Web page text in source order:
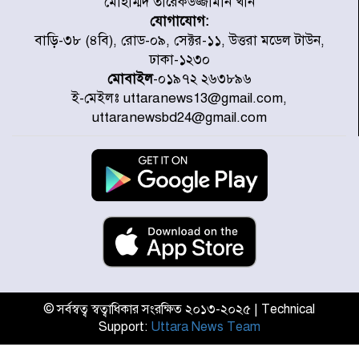
ডিএমপির অভিযানে ২৪ ঘণ্টায় গ্রেপ্তার
৫০৪, উদ্ধার মাদক-অস্ত্র
সন্দ্বীপের চরে বিপদে পড়া কচ্ছপ উদ্ধার
সাগরে অবমুক্ত
মাতারবাড়ী পৌঁছে নির্ধারিত কর্মসূচিতে
যোগ দিয়েছেন প্রধানমন্ত্রী
জাতীয় সাংবাদিক সংস্থার পিরোজপুর
জেলা কমিটি অনুমোদন
গণঅভ্যুত্থানের তথ্য বিশ্বমিডিয়ায় পৌঁছে
দিতেন আদীব, গুমের চেষ্টা ৩ বার
যোগাযোগ:
বাড়ি-৩৮ (৪বি), রোড-০৯, সেক্টর-১১, উত্তরা মডেল টাউন,
ঢাকা-১২৩০
মোবাইল-০১৯৭২ ২৬৩৮৯৬
ই-মেইলঃ uttaranews13@gmail.com,
uttaranewsbd24@gmail.com
© সর্বস্বত্ব স্বত্বাধিকার সংরক্ষিত ২০১৩-২০২৫ | Technical
Support: Uttara News Team